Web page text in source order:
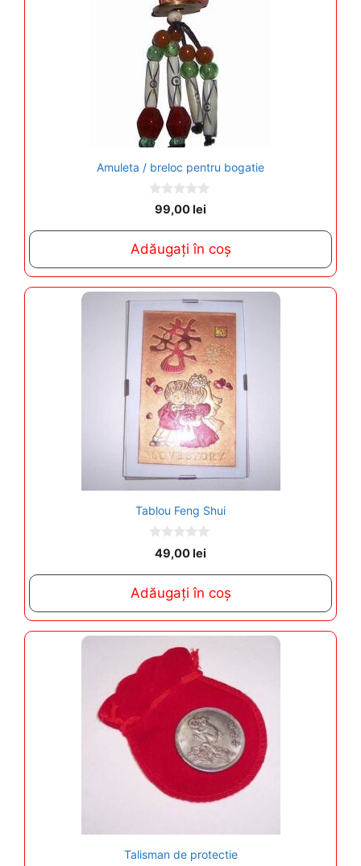
Amuleta / breloc pentru bogatie
0
o
5
99,00lei
Adăugați în coș
Tablou Feng Shui
o
o
5
49,00lei
Adăugați în coș
Talisman de protectie